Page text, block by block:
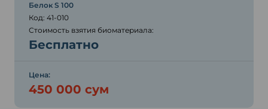
Белок S 100
Код: 41-010
Стоимость взятия биоматериала:
Бесплатно
Цена:
450 000 сум